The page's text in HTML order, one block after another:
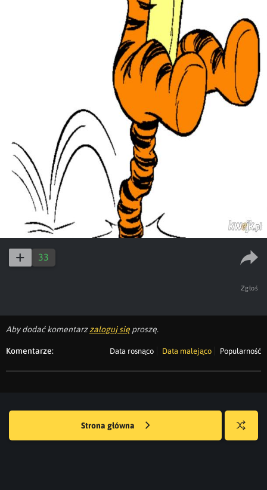
33
Zgłoś
Aby dodać komentarzzaloguj się proszę.
Komentarze: Data rosnąco Data malejąco Popularność
Strona główna